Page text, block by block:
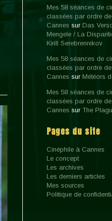
Mes 58 séances de
classées par ordre
Cannes sur Das
Mengele / La
Kirill Serebrennikov
Mes 58 séances de
classées par ordre
Cannes sur Météors
Mes 58 séances de
classées par ordre
Cannes sur The
Pages du site
Cinéphile à Cannes
Le concept
Les archives
Les derniers articles
Mes sources
Politique de